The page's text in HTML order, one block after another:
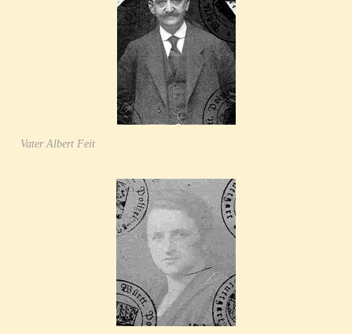
Vater Albert Feit